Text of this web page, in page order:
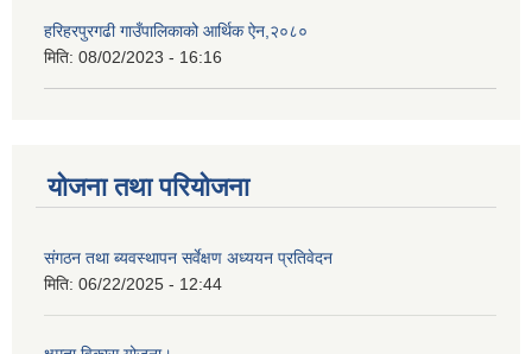
हरिहरपुरगढी गाउँपालिकाको आर्थिक ऐन,२०८०
मिति: 08/02/2023 - 16:16
योजना तथा परियोजना
संगठन तथा ब्यवस्थापन सर्वेक्षण अध्ययन प्रतिवेदन
मिति: 06/22/2025 - 12:44